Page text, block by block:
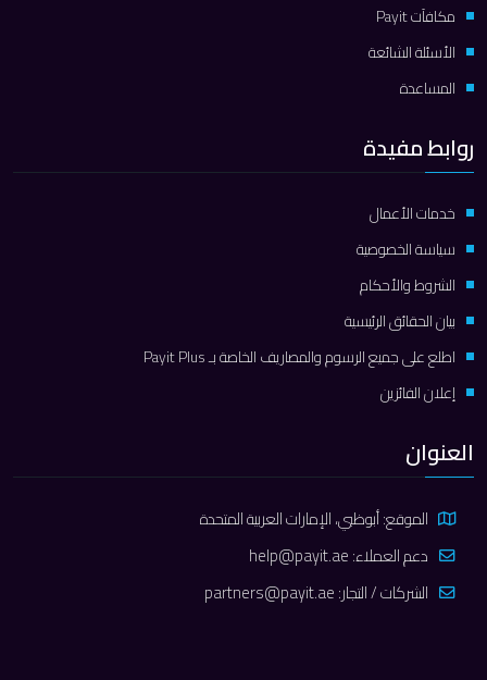
مكافآت Payit
الأسئلة الشائعة
المساعدة
روابط مفيدة
خدمات الأعمال
سياسة الخصوصية
الشروط والأحكام
بيان الحقائق الرئيسية
اطلع على جميع الرسوم والمصاريف الخاصة بـ Payit Plus
إعلان الفائزين
العنوان
الموقع: أبوظبي، الإمارات العربية المتحدة
دعم العملاء:help@payit.ae
الشركات / التجار:partners@payit.ae